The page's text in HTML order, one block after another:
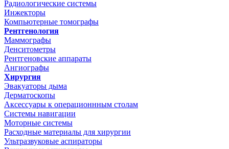
Радиологические системы
Инжекторы
Компьютерные томографы
Рентгенология
Маммографы
Денситометры
Рентгеновские аппараты
Ангиографы
Хирургия
Эвакуаторы дыма
Дерматоскопы
Аксессуары к операционнным столам
Системы навигации
Моторные системы
Расходные материалы для хирургии
Ультразвуковые аспираторы